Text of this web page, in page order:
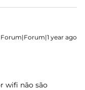
Forum|Forum|1 year ago
wifi não são